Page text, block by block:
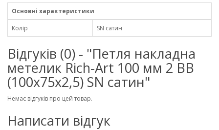
Основні характеристики
Колір SN сатин
Відгуків (0) - "Петля накладна
метелик Rich-Art 100 мм 2 ВВ
(100х75х2,5) SN сатин"
Немає відгуків про цей товар.
Написати відгук